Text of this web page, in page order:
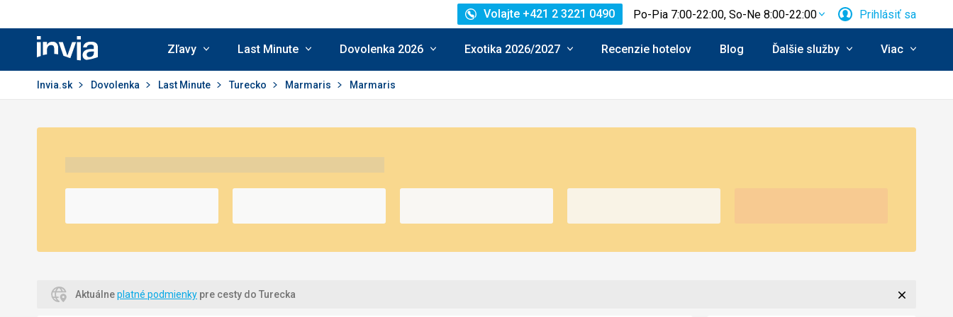
Invia.sk
Volajte +421 2 3221 0490 Po-Pia 7:00-22:00, So-Ne 8:00-22:00 Prihlásiť sa
Zľavy Last Minute Dovolenka 2026 Exotika 2026/2027 Recenzie hotelov Blog Ďalšie služby Viac
Invia.sk Dovolenka Last Minute Turecko Marmaris Marmaris
Aktuálneplatné podmienky pre cesty do Turecka